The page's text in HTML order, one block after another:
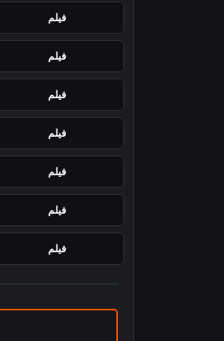
فيلم
فيلم
فيلم
فيلم
فيلم
فيلم
فيلم